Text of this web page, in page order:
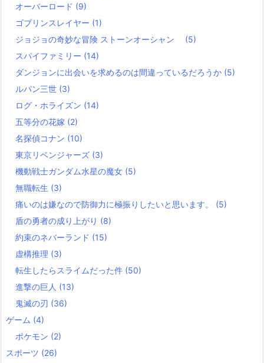
オーバーロード (9)
ゴブリンスレイヤー (1)
ジョジョの奇妙な冒険 ストーンオーシャン (5)
スパイファミリー (14)
ダンジョンに出会いを求めるのは間違っているだろうか (5)
ルパン三世 (3)
ログ・ホライズン (14)
五等分の花嫁 (2)
名探偵コナン (10)
東京リベンジャーズ (3)
機動戦士ガンダム水星の魔女 (5)
無職転生 (3)
痛いのは嫌なので防御力に極振りしたいと思います。 (5)
盾の勇者の成り上がり (8)
約束のネバーランド (15)
虚構推理 (3)
転生したらスライムだった件 (50)
進撃の巨人 (13)
鬼滅の刃 (36)
ゲーム (4)
ポケモン (2)
スポーツ (26)